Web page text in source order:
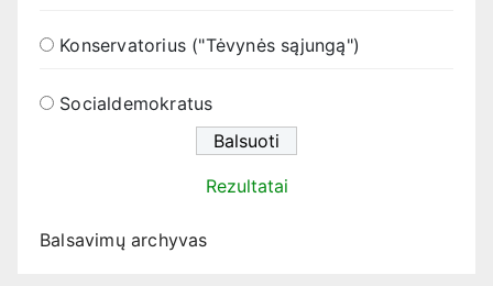
Konservatorius ("Tėvynės sąjungą")
Socialdemokratus
Rezultatai
Balsavimų archyvas